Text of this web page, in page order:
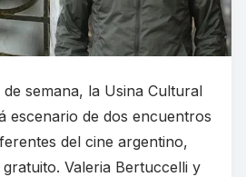
semana, la Usina Cultural
escenario de dos encuentros
del cine argentino,
Valeria Bertuccelli y